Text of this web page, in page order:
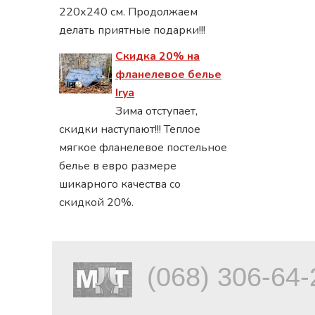
220х240 см. Продолжаем
делать приятные подарки!!!
Скидка 20% на
фланелевое белье
Irya
Зима отступает,
скидки наступают!!! Теплое
мягкое фланелевое постельное
белье в евро размере
шикарного качества со
скидкой 20%.
(068) 306-64-